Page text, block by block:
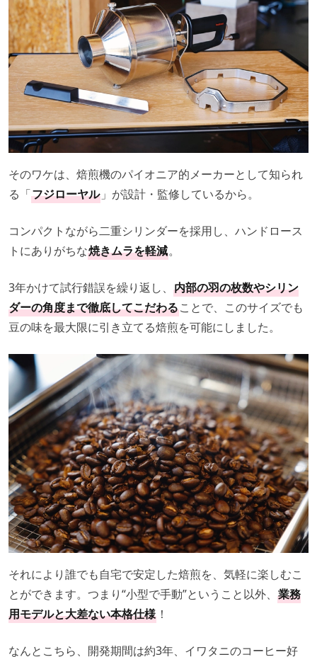
そのワケは、焙煎機のパイオニア的メーカーとして知られ
る「フジローヤル 」が設計・監修しているから。
コンパクトながら二重シリンダーを採用し、ハンドロース
トにありがちな焼きムラを軽減。
3年かけて試行錯誤を繰り返し、 内部の羽の枚数やシリン
ダーの角度まで徹底してこだわることで、このサイズでも
豆の味を最大限に引き立てる焙煎を可能にしました。
それにより誰でも自宅で安定した焙煎を、気軽に楽しむこ
とができます。つまり“小型で手動”ということ以外、 業務
用モデルと大差ない本格仕様 ！
なんとこちら、開発期間は約3年、イワタニのコーヒー好